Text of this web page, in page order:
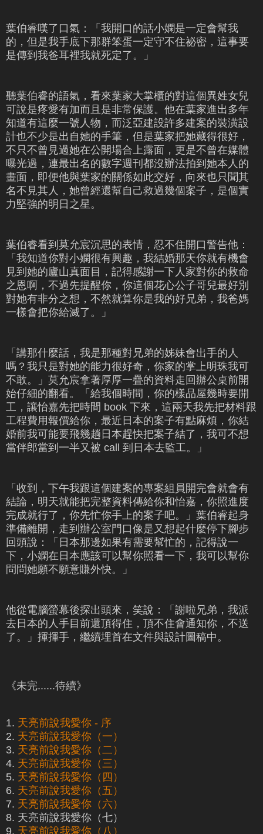
葉伯睿嘆了口氣：「我開口的話小嫻是一定會幫我
的，但是我手底下那群笨蛋一定守不住祕密，這事要
是傳到我爸耳裡我就死定了。」
聽葉伯睿的語氣，看來葉家大掌櫃的對這個異姓女兒
可說是疼愛有加而且是非常保護。他在葉家進出多年
知道有這麼一號人物，而泛亞建設許多建案的裝潢設
計也不少是出自她的手筆，但是葉家把她藏得很好，
不只不曾見過她在公開場合上露面，更是不曾在媒體
曝光過，連最出名的數字週刊都沒辦法拍到她本人的
畫面，即便他與葉家的關係如此交好，向來也只聞其
名不見其人，她曾經還幫自己救過幾個案子，是個實
力堅強的明日之星。
葉伯睿看到莫允宸沉思的表情，忍不住開口警告他：
「我知道你對小嫻很有興趣，我結婚那天你就有機會
見到她的廬山真面目，記得感謝一下人家對你的救命
之恩啊，不過先提醒你，你這個花心公子哥兒最好別
對她有非分之想，不然就算你是我的好兄弟，我爸媽
一樣會把你給滅了。」
「講那什麼話，我是那種對兄弟的姊妹會出手的人
嗎？我只是對她的能力很好奇，你家的掌上明珠我可
不敢。」莫允宸拿著厚厚一疊的資料走回辦公桌前開
始仔細的翻看。「給我個時間，你的樣品屋幾時要開
工，讓怡嘉先把時間 book 下來，這兩天我先把材料跟
工程費用報價給你，最近日本的案子有點麻煩，你結
婚前我可能要飛幾趟日本趕快把案子結了，我可不想
當伴郎當到一半又被 call 到日本去監工。」
「收到，下午我跟這個建案的專案組員開完會就會有
結論，明天就能把完整資料傳給你和怡嘉，你照進度
完成就行了，你先忙你手上的案子吧。」葉伯睿起身
準備離開，走到辦公室門口像是又想起什麼停下腳步
回頭說：「日本那邊如果有需要幫忙的，記得說一
下，小嫻在日本應該可以幫你照看一下，我可以幫你
問問她願不願意賺外快。」
他從電腦螢幕後探出頭來，笑說：「謝啦兄弟，我派
去日本的人手目前還頂得住，頂不住會通知你，不送
了。」揮揮手，繼續埋首在文件與設計圖稿中。
《未完......待續》
1. 天亮前說我愛你 - 序
2. 天亮前說我愛你（一）
3. 天亮前說我愛你（二）
4. 天亮前說我愛你（三）
5. 天亮前說我愛你（四）
6. 天亮前說我愛你（五）
7. 天亮前說我愛你（六）
8. 天亮前說我愛你（七）
9. 天亮前說我愛你（八）